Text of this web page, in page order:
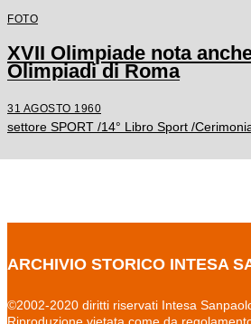
FOTO
XVII Olimpiade nota
Olimpiadi di Roma
31 AGOSTO 1960
settore SPORT /14° Libro Sport /
ARCHIVIO STORICO INTESA
©2002-2020 diritti riservati Intesa